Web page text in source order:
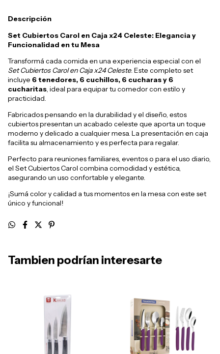
Descripción
Set Cubiertos Carol en Caja x24 Celeste: Elegancia y
Funcionalidad en tu Mesa
Transformá cada comida en una experiencia especial con el
Set Cubiertos Carol en Caja x24 Celeste. Este completo set
incluye 6 tenedores, 6 cuchillos, 6 cucharas y 6
cucharitas, ideal para equipar tu comedor con estilo y
practicidad.
Fabricados pensando en la durabilidad y el diseño, estos
cubiertos presentan un acabado celeste que aporta un toque
moderno y delicado a cualquier mesa. La presentación en caja
facilita su almacenamiento y es perfecta para regalar.
Perfecto para reuniones familiares, eventos o para el uso diario,
el Set Cubiertos Carol combina comodidad y estética,
asegurando un uso confortable y elegante.
¡Sumá color y calidad a tus momentos en la mesa con este set
único y funcional!
Tambien podrían interesarte